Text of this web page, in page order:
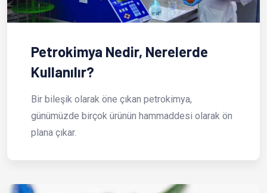
Petrokimya Nedir, Nerelerde
Kullanılır?
Bir bileşik olarak öne çıkan petrokimya,
günümüzde birçok ürünün hammaddesi olarak ön
plana çıkar.